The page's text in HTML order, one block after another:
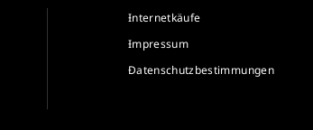
Internetkäufe
Impressum
Datenschutzbestimmungen